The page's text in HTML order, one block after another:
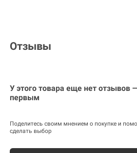
Отзывы
У этого товара еще нет отзывов
первым
Поделитесь своим мнением о покупке и
сделать выбор